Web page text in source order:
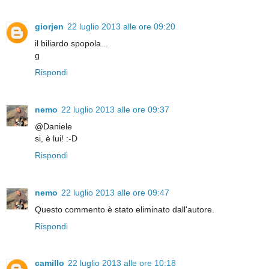
giorjen 22 luglio 2013 alle ore 09:20
il biliardo spopola...
g
Rispondi
nemo 22 luglio 2013 alle ore 09:37
@Daniele
si, è lui! :-D
Rispondi
nemo 22 luglio 2013 alle ore 09:47
Questo commento è stato eliminato dall'autore.
Rispondi
camillo 22 luglio 2013 alle ore 10:18